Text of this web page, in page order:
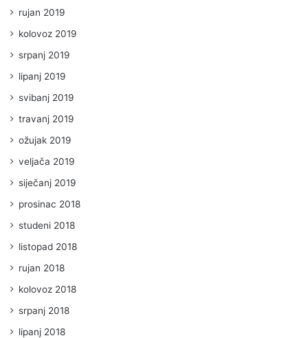
rujan 2019
kolovoz 2019
srpanj 2019
lipanj 2019
svibanj 2019
travanj 2019
ožujak 2019
veljača 2019
siječanj 2019
prosinac 2018
studeni 2018
listopad 2018
rujan 2018
kolovoz 2018
srpanj 2018
lipanj 2018